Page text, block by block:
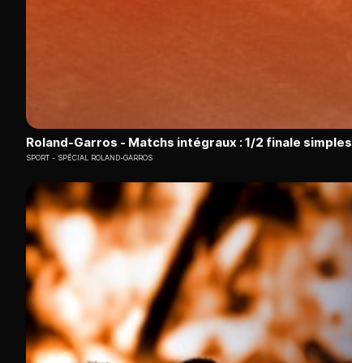
Roland-Garros - Matchs intégraux : 1/2 finale simples
SPORT SPÉCIAL ROLAND-GARROS